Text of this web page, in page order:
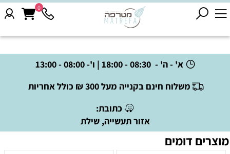
א' - ה' - 08:30 - 18:00 | ו'- 08:00 - 13:00
משלוח חינם בקנייה מעל 300 ₪ כולל אחריות
כתובת:
אזור תעשייה, שילת
0
מוצרים דומים